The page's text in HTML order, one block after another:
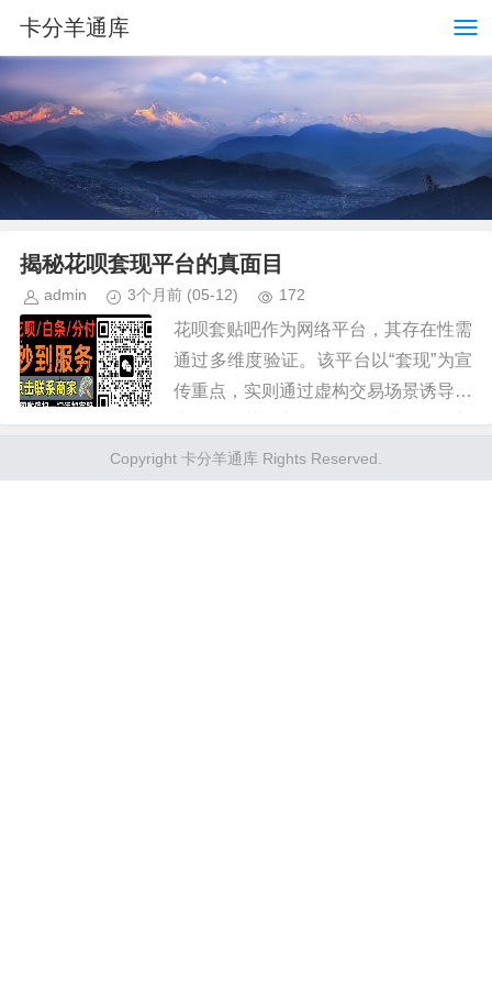
卡分羊通库
揭秘花呗套现平台的真面目
admin 3个月前 (05-12) 172
花呗套贴吧作为网络平台，其存在性需
通过多维度验证。该平台以“套现”为宣
传重点，实则通过虚构交易场景诱导用
度与第三方平台资金流的差异，制造虚
假消费记录。但此类操作本质是...
Copyright 卡分羊通库 Rights Reserved.